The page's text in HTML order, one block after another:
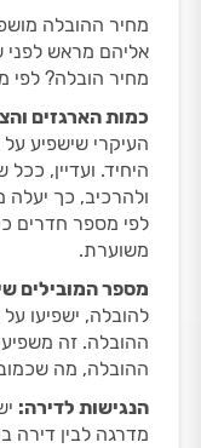
מחיר ההובלה
אליהם מראש לפני
מחיר הובלה? לפי
כמות הארגזים
העיקרי שישפיע
היחיד. ועדיין,
ולהרכיב, כך
לפי מספר חדרים
משוערת.
מספר המובילים
להובלה, ישפיעו
ההובלה. זה
ההובלה, מה
הנגישות לדירה:
מדרגה לבין דירה